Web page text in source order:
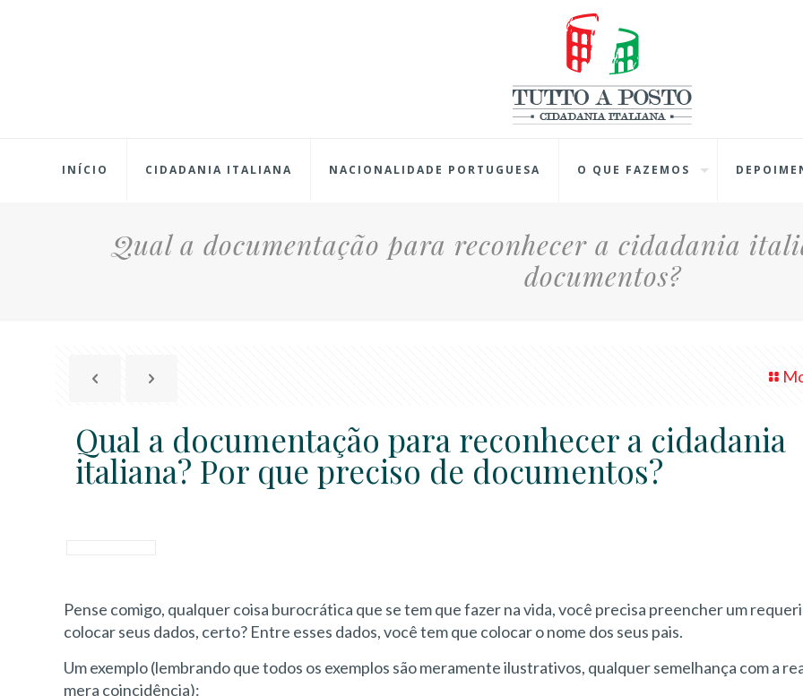
INÍCIO CIDADANIA ITALIANA NACIONALIDADE PORTUGUESA O QUE FAZEMOS
Qual a documentação para reconhecer a cidadania
documentos?
Qual a documentação para reconhecer a cidadania
italiana? Por que preciso de documentos?
Pense comigo, qualquer coisa burocrática que se tem que fazer na vida, você precisa preencher um
colocar seus dados, certo? Entre esses dados, você tem que colocar o nome dos seus pais.
Um exemplo (lembrando que todos os exemplos são meramente ilustrativos, qualquer semelhança com a
mera coincidência):